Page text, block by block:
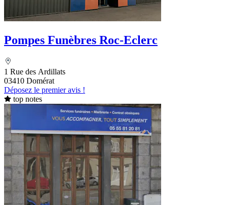
Pompes Funèbres Roc-Eclerc
1 Rue des Ardillats
03410 Domérat
Déposez le premier avis !
top notes